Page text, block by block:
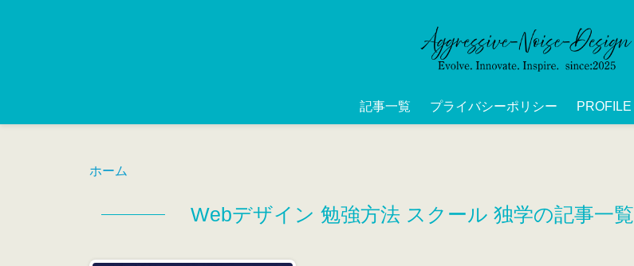
記事一覧 プライバシーポリシー PROFILE
ホーム
Webデザイン 勉強方法 スクール 独学の記事一覧